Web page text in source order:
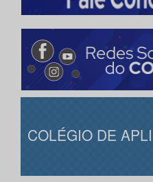
COLÉGIO DE